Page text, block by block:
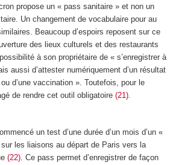
propose un « pass sanitaire » et non un
Un changement de vocabulaire pour au
Beaucoup d’espoirs reposent sur ce
des lieux culturels et des restaurants
à son propriétaire de « s’enregistrer à
aussi d’attester numériquement d’un résultat
d’une vaccination ». Toutefois, pour le
de rendre cet outil obligatoire (21).
un test d’une durée d’un mois d’un «
les liaisons au départ de Paris vers la
(22). Ce pass permet d’enregistrer de façon